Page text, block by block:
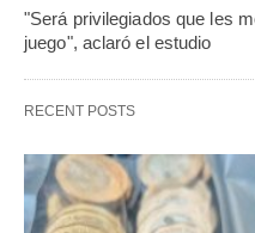
"Será privilegiados que les
juego", aclaró el estudio
RECENT POSTS